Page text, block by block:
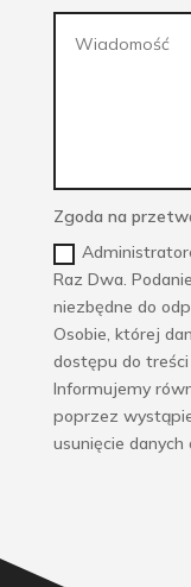
Zgoda na
Raz Dwa.
niezbędne do
Osobie, której
dostępu do
Informujemy
poprzez
usunięcie danych